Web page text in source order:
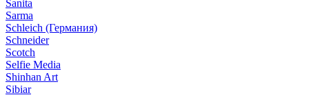
Sanita
Sarma
Schleich (Германия)
Schneider
Scotch
Selfie Media
Shinhan Art
Sibiar